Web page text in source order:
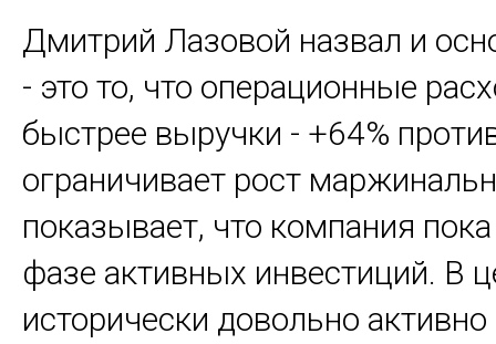
Дмитрий Лазовой назвал и
- это то, что операционные
быстрее выручки - +64%
ограничивает рост
показывает, что компания
фазе активных инвестиций. В
исторически довольно